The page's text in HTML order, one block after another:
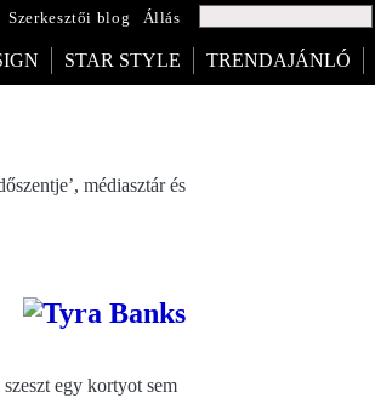
Szerkesztői blog Állás
STAR STYLE TRENDAJÁNLÓ
médiasztár és
egy kortyot sem